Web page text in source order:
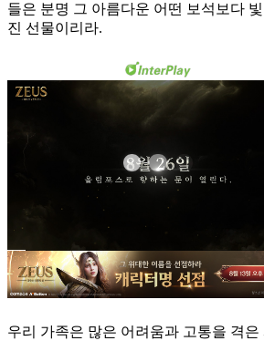
들은 분명 그 아름다운 어떤 보석보다
진 선물이리라.
우리 가족은 많은 어려움과 고통을 격